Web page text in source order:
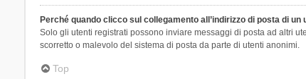
Perché quando clicco sul collegamento all’indirizzo di posta di
Solo gli utenti registrati possono inviare messaggi di posta ad altri
scorretto o malevolo del sistema di posta da parte di utenti anonimi.
Top